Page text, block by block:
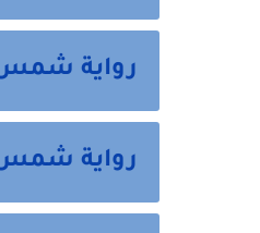
رواية شمس
رواية